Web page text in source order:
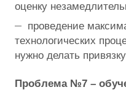
оценку
проведение
технологических
нужно делать
Проблема №7 –